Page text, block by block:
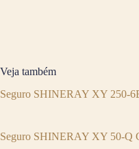
Veja também
Seguro SHINERAY XY 250-
Seguro SHINERAY XY 50-Q